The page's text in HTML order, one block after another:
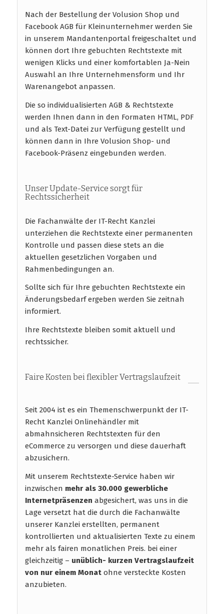
Nach der Bestellung der Volusion Shop und
Facebook AGB für Kleinunternehmer werden Sie
in unserem Mandantenportal freigeschaltet und
können dort Ihre gebuchten Rechtstexte mit
wenigen Klicks und einer komfortablen Ja-Nein
Auswahl an Ihre Unternehmensform und Ihr
Warenangebot anpassen.
Die so individualisierten AGB & Rechtstexte
werden Ihnen dann in den Formaten HTML, PDF
und als Text-Datei zur Verfügung gestellt und
können dann in Ihre Volusion Shop- und
Facebook-Präsenz eingebunden werden.
Unser Update-Service sorgt für
Rechtssicherheit
Die Fachanwälte der IT-Recht Kanzlei
unterziehen die Rechtstexte einer permanenten
Kontrolle und passen diese stets an die
aktuellen gesetzlichen Vorgaben und
Rahmenbedingungen an.
Sollte sich für Ihre gebuchten Rechtstexte ein
Änderungsbedarf ergeben werden Sie zeitnah
informiert.
Ihre Rechtstexte bleiben somit aktuell und
rechtssicher.
Faire Kosten bei flexibler Vertragslaufzeit
Seit 2004 ist es ein Themenschwerpunkt der IT-
Recht Kanzlei Onlinehändler mit
abmahnsicheren Rechtstexten für den
eCommerce zu versorgen und diese dauerhaft
abzusichern.
Mit unserem Rechtstexte-Service haben wir
inzwischen mehr als 30.000 gewerbliche
Internetpräsenzen abgesichert, was uns in die
Lage versetzt hat die durch die Fachanwälte
unserer Kanzlei erstellten, permanent
kontrollierten und aktualisierten Texte zu einem
mehr als fairen monatlichen Preis. bei einer
gleichzeitig – unüblich- kurzen Vertragslaufzeit
von nur einem Monat ohne versteckte Kosten
anzubieten.